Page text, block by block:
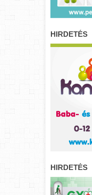
HIRDETÉS
HIRDETÉS